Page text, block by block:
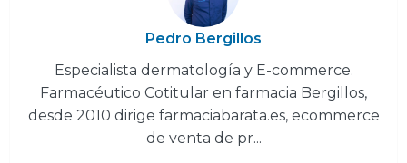
Pedro Bergillos
Especialista dermatología y E-commerce.
Farmacéutico Cotitular en farmacia Bergillos,
desde 2010 dirige farmaciabarata.es, ecommerce
de venta de pr...